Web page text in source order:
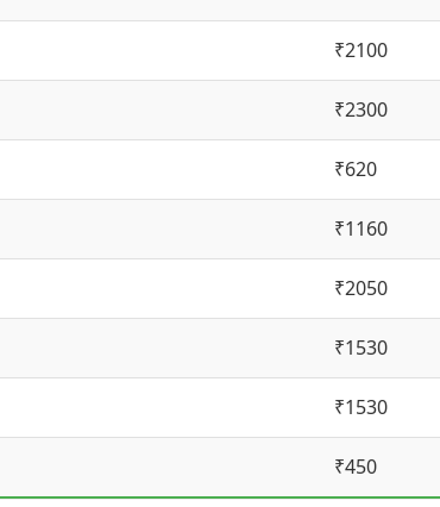
₹2100
₹2300
₹620
₹1160
₹2050
₹1530
₹1530
₹450